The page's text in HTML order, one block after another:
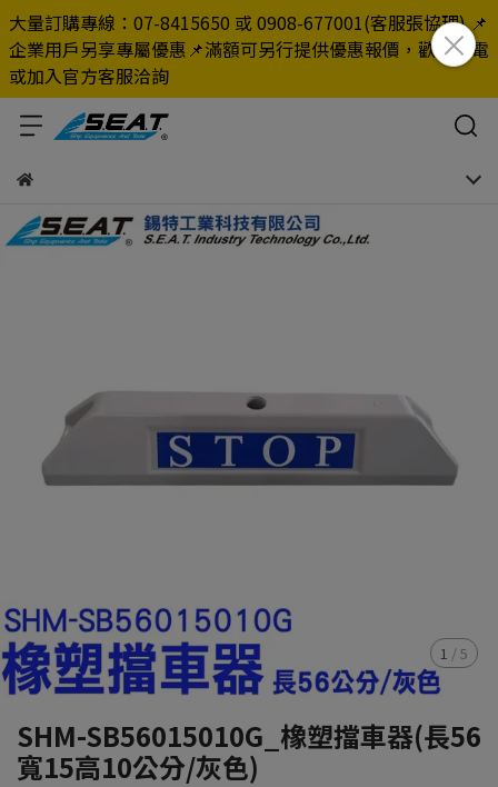
大量訂購專線：07-8415650 或 0908-677001(客服張協理) 📌
企業用戶另享專屬優惠📌滿額可另行提供優惠報價，歡迎來電
或加入官方客服洽詢
1 /5
SHM-SB56015010G_橡塑擋車器(長56
寬15高10公分/灰色)